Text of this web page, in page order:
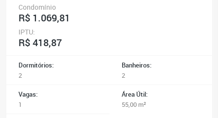
Condomínio
R$ 1.069,81
IPTU:
R$ 418,87
Dormitórios:
2
Banheiros:
2
Vagas:
1
Área Útil:
55,00 m²